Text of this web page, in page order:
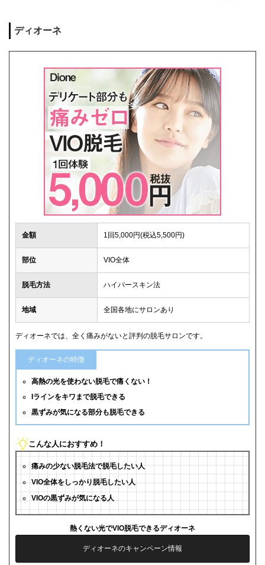
ディオーネ
金額 1回5,000円(税込5,500円)
部位 VIO全体
脱毛方法 ハイパースキン法
地域 全国各地にサロンあり
ディオーネでは、全く痛みがないと評判の脱毛サロンです。
ディオーネの特徴
高熱の光を使わない脱毛で痛くない！
Iラインをキワまで脱毛できる
黒ずみが気になる部分も脱毛できる
こんな人におすすめ！
痛みの少ない脱毛法で脱毛したい人
VIO全体をしっかり脱毛したい人
VIOの黒ずみが気になる人
熱くない光でVIO脱毛できるディオーネ
ディオーネのキャンペーン情報